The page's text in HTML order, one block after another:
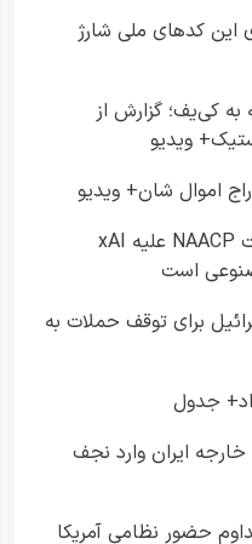
از فردا برای این کدهای ملی شارژ
کی‌یف؛ گزارش از
اموال شان+ ویدیو
وزارت دادگستری آمریکا: شکایت NAACP علیه xAI
است
برای توقف حملات به
ایران وارد نجف
حضور نظامی آمریکا